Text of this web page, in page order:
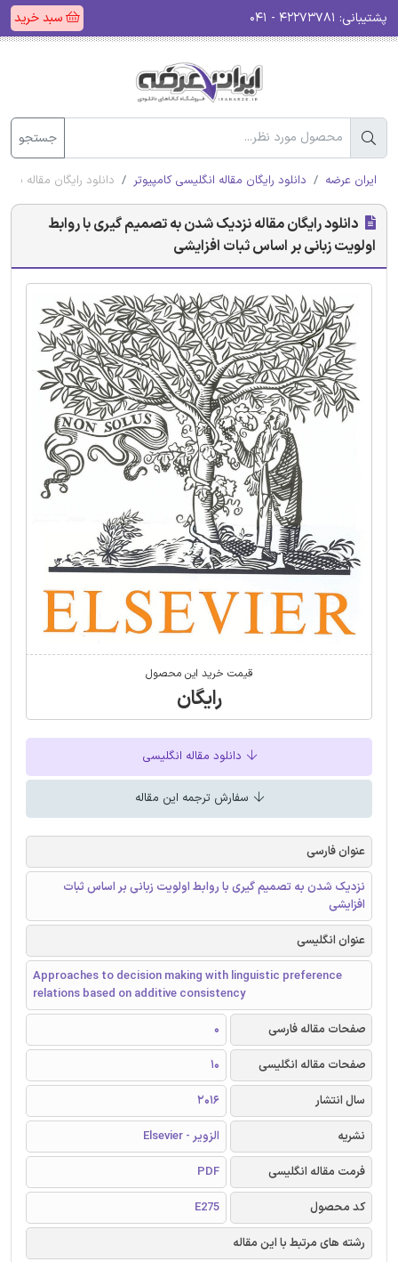
پشتیبانی: سبد خرید
جستجو
ایران عرضه دانلود رایگان مقاله انگلیسی کامپیوتر دانلود رایگان مقاله
دانلود رایگان مقاله نزدیک شدن به تصمیم گیری با روابط
اولویت زبانی بر اساس ثبات افزایشی
قیمت خرید این محصول
رایگان
دانلود مقاله انگلیسی
سفارش ترجمه این مقاله
عنوان فارسی
نزدیک شدن به تصمیم گیری با روابط اولویت زبانی بر اساس ثبات
افزایشی
عنوان انگلیسی
Approaches to decision making with linguistic preference
relations based on additive consistency
صفحات مقاله فارسی
0
صفحات مقاله انگلیسی
10
سال انتشار
2016
نشریه
الزویر - Elsevier
فرمت مقاله انگلیسی
PDF
کد محصول
E275
رشته های مرتبط با این مقاله